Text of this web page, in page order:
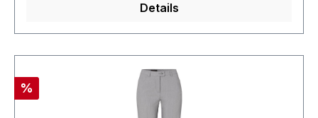
Details
Rabatt
%